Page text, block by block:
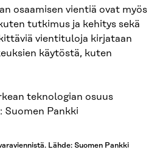
osaamisen vientiä ovat myös
tutkimus ja kehitys sekä
vientituloja kirjataan
käytöstä, kuten
Lähde: Suomen Pankki